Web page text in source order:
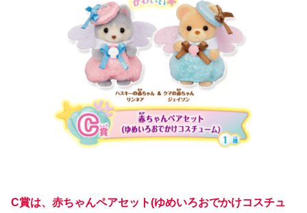
C賞は、赤ちゃんペアセット(ゆめいろおでかけコスチュ